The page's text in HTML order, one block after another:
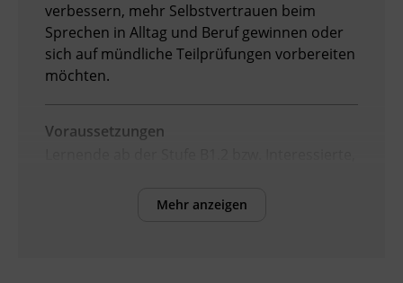
verbessern, mehr Selbstvertrauen beim
Sprechen in Alltag und Beruf gewinnen oder
sich auf mündliche Teilprüfungen vorbereiten
möchten.
Voraussetzungen
Sprachniveau in einer Einstufung überprüfen
Mehr anzeigen